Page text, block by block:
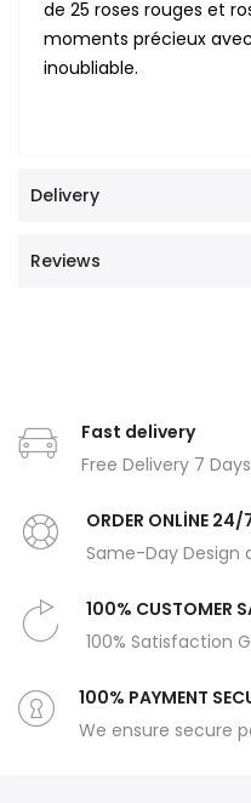
de 25 roses rouges et
moments précieux
inoubliable.
Delivery
Reviews
Fast delivery
Free Delivery 7
ORDER ONLİNE 24/
Same-Day Design
100% CUSTOMER
100% Satisfaction
100% PAYMENT
We ensure secure